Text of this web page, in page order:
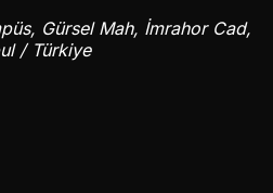
Gürsel Mah, İmrahor Cad,
/ Türkiye